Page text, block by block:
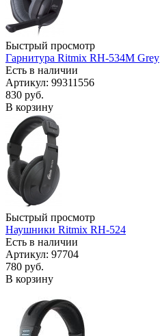
Быстрый просмотр
Гарнитура Ritmix RH-534M Grey
Есть в наличии
Артикул: 99311556
830 руб.
В корзину
Быстрый просмотр
Наушники Ritmix RH-524
Есть в наличии
Артикул: 97704
780 руб.
В корзину